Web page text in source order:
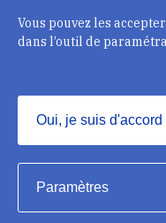
Contacts
Institut
Vous pouvez les
dans l’outil de
Oui, je suis d'accord
Masquer
Paramètres